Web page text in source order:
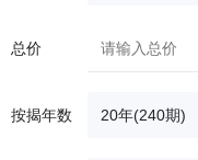
总价
按揭年数 20年(240期)